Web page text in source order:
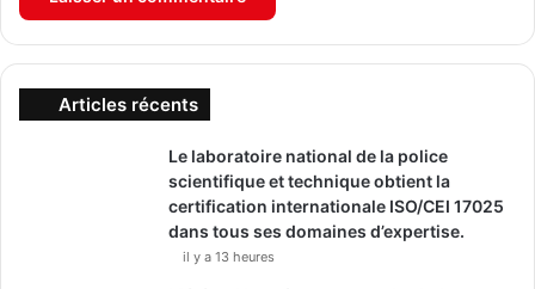
Articles récents
Le laboratoire national de la police
scientifique et technique obtient la
certification internationale ISO/CEI 17025
dans tous ses domaines d’expertise.
il y a 13 heures